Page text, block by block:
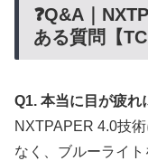
❓Q&A｜
ある質問【
Q1. 本当に目が疲れ
NXTPAPER 4.0技
なく、ブルーライ